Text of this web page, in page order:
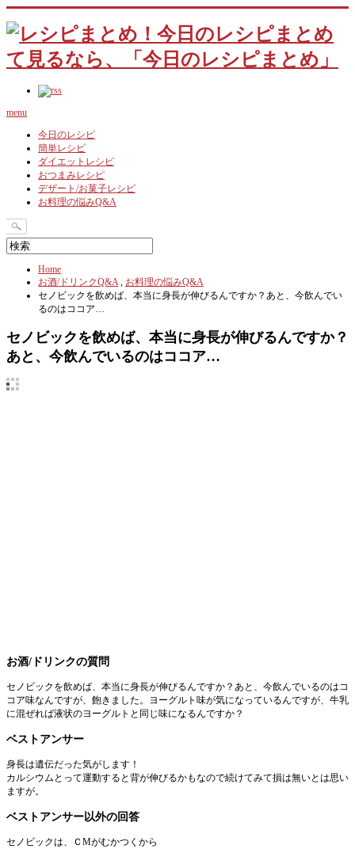
menu
今日のレシピ
簡単レシピ
ダイエットレシピ
おつまみレシピ
デザート/お菓子レシピ
お料理の悩みQ&A
Home
お酒/ドリンクQ&A, お料理の悩みQ&A
セノビックを飲めば、本当に身長が伸びるんですか？あと、今飲んでい
るのはココア…
セノビックを飲めば、本当に身長が伸びるんですか？
あと、今飲んでいるのはココア…
お酒/ドリンクの質問
セノビックを飲めば、本当に身長が伸びるんですか？あと、今飲んでいるのはコ
コア味なんですが、飽きました。ヨーグルト味が気になっているんですが、牛乳
に混ぜれば液状のヨーグルトと同じ味になるんですか？
ベストアンサー
身長は遺伝だった気がします！
カルシウムとって運動すると背が伸びるかもなので続けてみて損は無いとは思い
ますが。
ベストアンサー以外の回答
セノビックは、ＣMがむかつくから